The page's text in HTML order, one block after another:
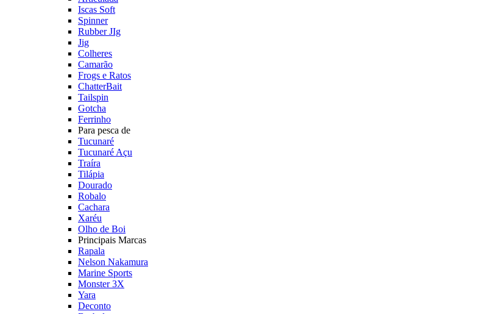
Iscas Soft
Spinner
Rubber JIg
Jig
Colheres
Camarão
Frogs e Ratos
ChatterBait
Tailspin
Gotcha
Ferrinho
Para pesca de
Tucunaré
Tucunaré Açu
Traíra
Tilápia
Dourado
Robalo
Cachara
Xaréu
Olho de Boi
Principais Marcas
Rapala
Nelson Nakamura
Marine Sports
Monster 3X
Yara
Deconto